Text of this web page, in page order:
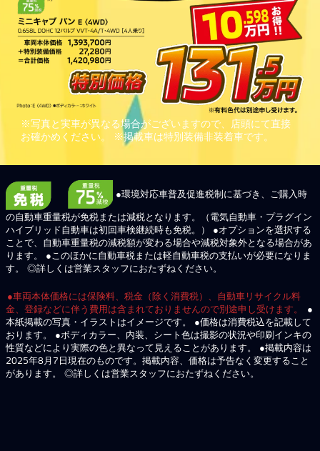
※写真と実車が異なる場合がございますので、店頭にて直接
お確かめください。 ※掲載車は特別装備非装着車です。
●環境対応車普及促進税制に基づき、ご購入時
の自動車重量税が免税または減税となります。（電気自動車・プラグイン
ハイブリッド自動車は初回車検継続時も免税。） ●オプションを選択する
ことで、自動車重量税の減税額が変わる場合や減税対象外となる場合があ
ります。 ●このほかに自動車税または軽自動車税の支払いが必要になりま
す。 ◎詳しくは営業スタッフにおたずねください。
●車両本体価格には保険料、税金（除く消費税）、自動車リサイクル料
金、登録などに伴う費用は含まれておりませんので別途申し受けます。
●
本紙掲載の写真・イラストはイメージです。 ●価格は消費税込を記載して
おります。 ●ボディカラー、内装、シート色は撮影の状況や印刷インキの
性質などにより実際の色と異なって見えることがあります。 ●掲載内容は
2025年8月7日現在のものです。掲載内容、価格は予告なく変更すること
があります。 ◎詳しくは営業スタッフにおたずねください。